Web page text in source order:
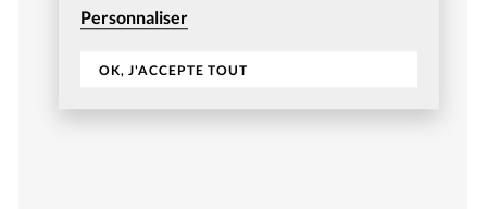
Personnaliser
OK, J'ACCEPTE TOUT